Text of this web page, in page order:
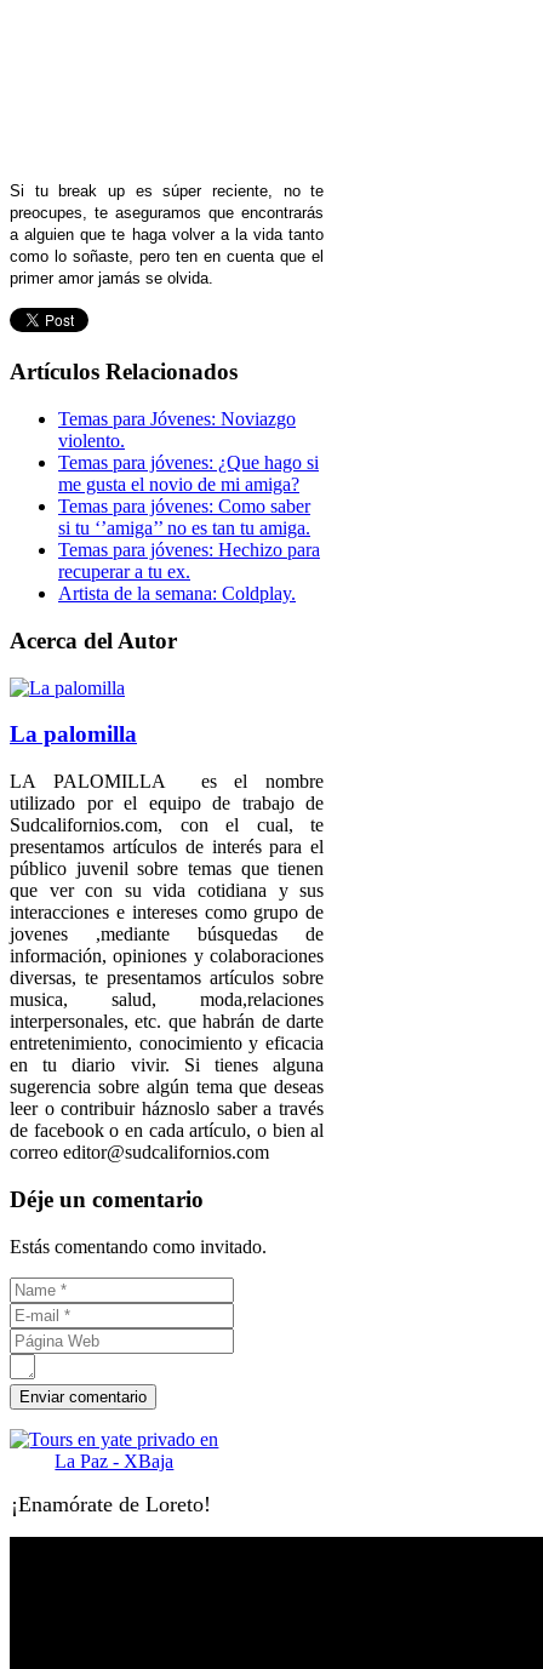
Si tu break up es súper reciente, no te
preocupes, te aseguramos que encontrarás
a alguien que te haga volver a la vida tanto
como lo soñaste, pero ten en cuenta que el
primer amor jamás se olvida.
Artículos Relacionados
Temas para Jóvenes: Noviazgo
violento.
Temas para jóvenes: ¿Que hago si
me gusta el novio de mi amiga?
Temas para jóvenes: Como saber
si tu ‘’amiga’’ no es tan tu amiga.
Temas para jóvenes: Hechizo para
recuperar a tu ex.
Artista de la semana: Coldplay.
Acerca del Autor
La palomilla
LA PALOMILLA es el nombre
utilizado por el equipo de trabajo de
Sudcalifornios.com, con el cual, te
presentamos artículos de interés para el
público juvenil sobre temas que tienen
que ver con su vida cotidiana y sus
interacciones e intereses como grupo de
jovenes ,mediante búsquedas de
información, opiniones y colaboraciones
diversas, te presentamos artículos sobre
musica, salud, moda,relaciones
interpersonales, etc. que habrán de darte
entretenimiento, conocimiento y eficacia
en tu diario vivir. Si tienes alguna
sugerencia sobre algún tema que deseas
leer o contribuir háznoslo saber a través
de facebook o en cada artículo, o bien al
correo editor@sudcalifornios.com
Déje un comentario
Estás comentando como invitado.
¡Enamórate de Loreto!